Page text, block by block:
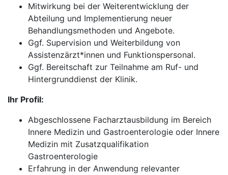
Mitwirkung bei der Weiterentwicklung der
Abteilung und Implementierung neuer
Behandlungsmethoden und Angebote.
Ggf. Supervision und Weiterbildung von
Assistenzärzt*innen und Funktionspersonal.
Ggf. Bereitschaft zur Teilnahme am Ruf- und
Hintergrunddienst der Klinik.
Ihr Profil:
Abgeschlossene Facharztausbildung im Bereich
Innere Medizin und Gastroenterologie oder Innere
Medizin mit Zusatzqualifikation
Gastroenterologie
Erfahrung in der Anwendung relevanter